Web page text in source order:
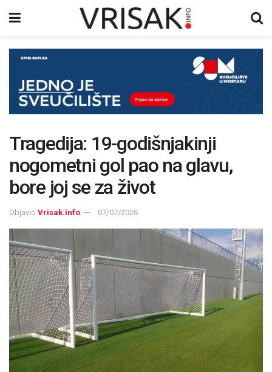
Tragedija: 19-godišnjakinji
nogometni gol pao na glavu,
bore joj se za život
Objavio Vrisak.info 07/07/2026